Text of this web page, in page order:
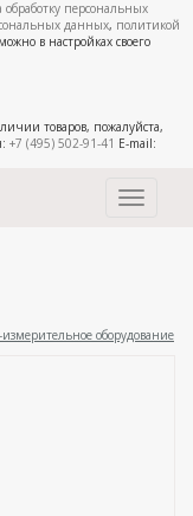
обработку персональных
данных, политикой
в настройках своего
товаров, пожалуйста,
+7 (495) 502-91-41 E-mail:
Toggle
оборудование